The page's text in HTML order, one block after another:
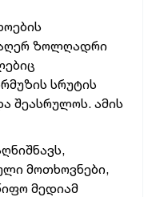
ზოლღადრი
სრუტის
შეასრულოს. ამის
მოთხოვნები,
მედიამ